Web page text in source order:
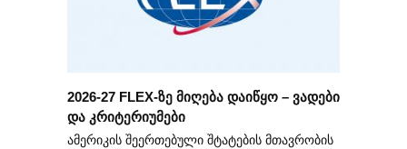
2026-27 FLEX-ზე მიღება დაიწყო – ვადები
და კრიტერიუმები
ამერიკის შეერთებული შტატების მთავრობის